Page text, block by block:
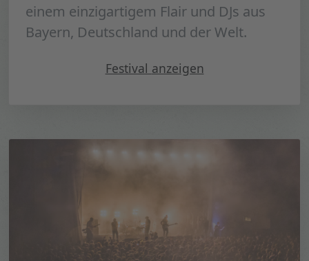
einem einzigartigem Flair und DJs aus
Bayern, Deutschland und der Welt.
Festival " Puls Open Air 2022"
anzeigen